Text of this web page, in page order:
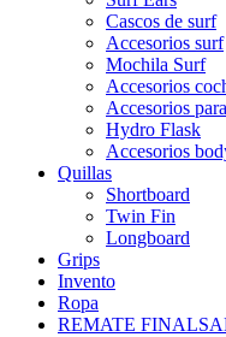
Cascos de surf
Accesorios surf
Mochila Surf
Accesorios
Accesorios
Hydro Flask
Accesorios
Quillas
Shortboard
Twin Fin
Longboard
Grips
Invento
Ropa
REMATE FINAL